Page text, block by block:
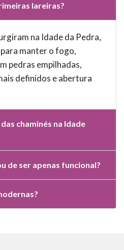
lareiras?
na Idade da Pedra,
manter o fogo,
pedras empilhadas,
definidos e abertura
chaminés na Idade
de ser apenas funcional?